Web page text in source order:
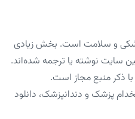
و سلامت است. بخش زیادی
سایت نوشته یا ترجمه شده‌اند.
ذکر منبع مجاز است.
پزشک و دندانپزشک، دانلود